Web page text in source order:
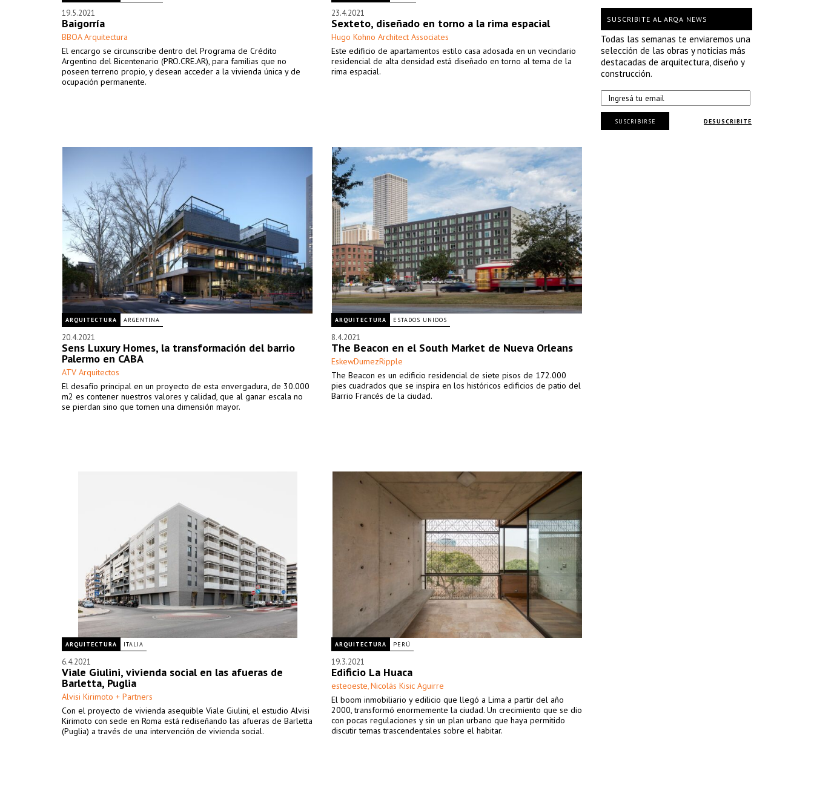
19.5.2021
Baigorría
BBOA Arquitectura
El encargo se circunscribe dentro del Programa de Crédito
Argentino del Bicentenario (PRO.CRE.AR), para familias que no
poseen terreno propio, y desean acceder a la vivienda única y de
ocupación permanente.
23.4.2021
Sexteto, diseñado en torno a la rima espacial
Hugo Kohno Architect Associates
Este edificio de apartamentos estilo casa adosada en un vecindario
residencial de alta densidad está diseñado en torno al tema de la
rima espacial.
ARQUITECTURA ARGENTINA
20.4.2021
Sens Luxury Homes, la transformación del barrio
Palermo en CABA
ATV Arquitectos
El desafío principal en un proyecto de esta envergadura, de 30.000
m2 es contener nuestros valores y calidad, que al ganar escala no
se pierdan sino que tomen una dimensión mayor.
ARQUITECTURA ESTADOS UNIDOS
8.4.2021
The Beacon en el South Market de Nueva Orleans
EskewDumezRipple
The Beacon es un edificio residencial de siete pisos de 172.000
pies cuadrados que se inspira en los históricos edificios de patio del
Barrio Francés de la ciudad.
ARQUITECTURA ITALIA
6.4.2021
Viale Giulini, vivienda social en las afueras de
Barletta, Puglia
Alvisi Kirimoto + Partners
Con el proyecto de vivienda asequible Viale Giulini, el estudio Alvisi
Kirimoto con sede en Roma está rediseñando las afueras de Barletta
(Puglia) a través de una intervención de vivienda social.
ARQUITECTURA PERÚ
19.3.2021
Edificio La Huaca
esteoeste, Nicolás Kisic Aguirre
El boom inmobiliario y edilicio que llegó a Lima a partir del año
2000, transformó enormemente la ciudad. Un crecimiento que se dio
con pocas regulaciones y sin un plan urbano que haya permitido
discutir temas trascendentales sobre el habitar.
SUSCRIBITE AL ARQA NEWS
Todas las semanas te enviaremos una
selección de las obras y noticias más
destacadas de arquitectura, diseño y
construcción.
DESUSCRIBITE
SUSCRIBIRSE